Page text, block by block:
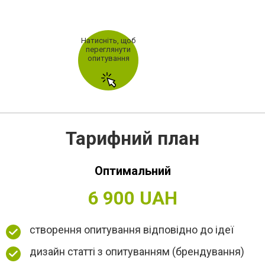
Натисніть, щоб
переглянути
опитування
Тарифний план
Оптимальний
6 900 UAH
створення опитування відповідно до ідеї
дизайн статті з опитуванням (брендування)